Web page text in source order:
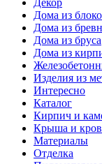
Декор
Дома из
Дома из
Дома из бруса
Дома из
Изделия из
Интересно
Каталог
Кирпич и
Крыша и
Материалы
Отделка